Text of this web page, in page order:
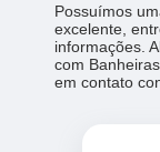
Possuímos
excelente,
informações.
com
em contato